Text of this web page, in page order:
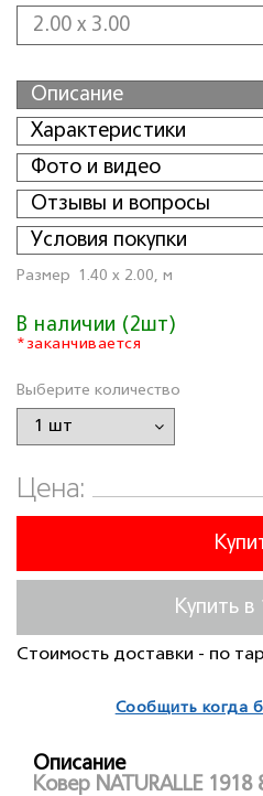
2.00 x 3.00
Описание
Характеристики
Фото и видео
Отзывы и вопросы
Условия покупки
Размер 1.40 x 2.00, м
В наличии (2шт)
*заканчивается
Выберите количество
Цена:
Купить в
Стоимость доставки - по
Сообщить когда
Описание
Ковер NATURALLE 1918